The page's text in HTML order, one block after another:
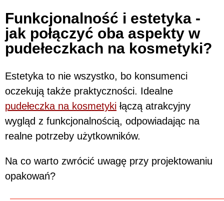
Funkcjonalność i estetyka -
jak połączyć oba aspekty w
pudełeczkach na kosmetyki?
Estetyka to nie wszystko, bo konsumenci
oczekują także praktyczności. Idealne
pudełeczka na kosmetyki łączą atrakcyjny
wygląd z funkcjonalnością, odpowiadając na
realne potrzeby użytkowników.
Na co warto zwrócić uwagę przy projektowaniu
opakowań?